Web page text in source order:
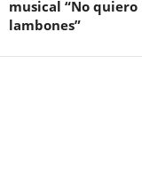
musical “No quiero
lambones”